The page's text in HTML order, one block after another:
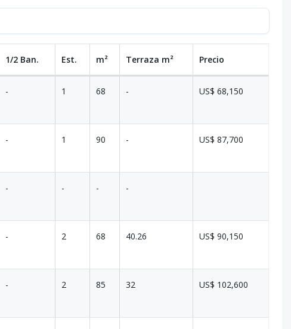
1/2 Ban. Est. m² Terraza m² Precio
- 1 68 - US$ 68,150
- 1 90 - US$ 87,700
- - - -
- 2 68 40.26 US$ 90,150
- 2 85 32 US$ 102,600